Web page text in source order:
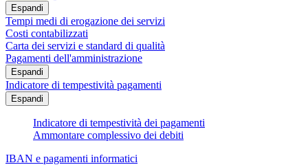
Espandi
Tempi medi di erogazione dei servizi
Costi contabilizzati
Carta dei servizi e standard di qualità
Pagamenti dell'amministrazione
Espandi
Indicatore di tempestività pagamenti
Espandi
Indicatore di tempestività dei pagamenti
Ammontare complessivo dei debiti
IBAN e pagamenti informatici